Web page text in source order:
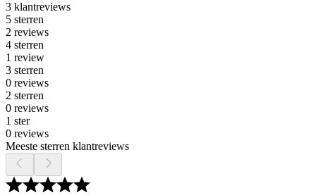
3 klantreviews
5 sterren
2 reviews
4 sterren
1 review
3 sterren
0 reviews
2 sterren
0 reviews
1 ster
0 reviews
Meeste sterren klantreviews